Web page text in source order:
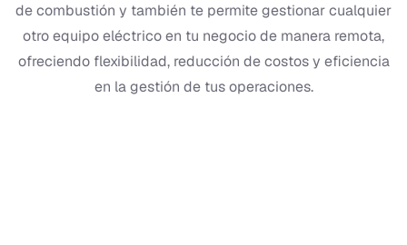
de combustión y también te permite gestionar cualquier
otro equipo eléctrico en tu negocio de manera remota,
ofreciendo flexibilidad, reducción de costos y eficiencia
en la gestión de tus operaciones.